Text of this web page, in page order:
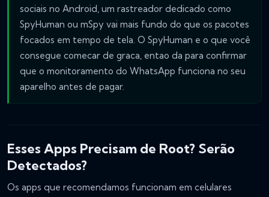
sociais no Android, um rastreador dedicado como
SpyHuman ou mSpy vai mais fundo do que os pacotes
focados em tempo de tela. O SpyHuman e o que você
consegue comecar de graca, entao da para confirmar
que o monitoramento do WhatsApp funciona no seu
aparelho antes de pagar.
Esses Apps Precisam de Root? Serão
Detectados?
Os apps que recomendamos funcionam em celulares